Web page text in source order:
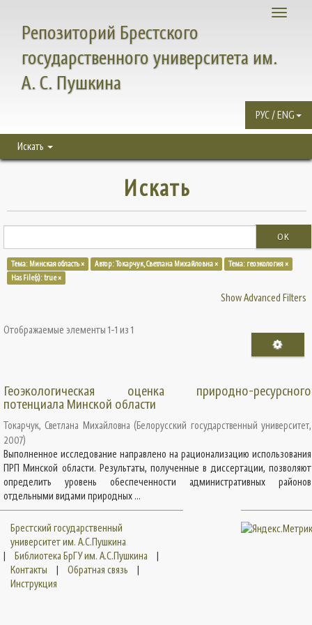
Toggle
Репозиторий Брестского
государственного университета им.
А. С. Пушкина
РУС / ENG
Искать
Искать
OK
Тема: Минская область × Автор: Токарчук, Светлана Михайловна ×
Тема: геоэкология ×
Has File(s): true ×
Show Advanced Filters
Отображаемые элементы 1-1 из 1
Геоэкологическая оценка природно-ресурсного
потенциала Минской области
Токарчук, Светлана Михайловна (Белорусский государственный университет,
2007)
Выполненное исследование направлено на рационализацию использования
ПРП Минской области. Результаты, полученные в диссертации, позволяют
определить уровень обеспеченности административных районов
отдельными видами природных ...
Брестский государственный
университет им. А.С.Пушкина
|
Библиотека БрГУ им. А.С.Пушкина
|
Контакты
| Обратная связь
|
Инструкция